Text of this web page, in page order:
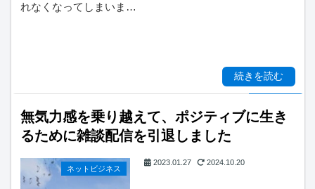
れなくなってしまいま…
続きを読む
無気力感を乗り越えて、ポジティブに生き
るために雑談配信を引退しました
ネットビジネス
2023.01.27 2024.10.20